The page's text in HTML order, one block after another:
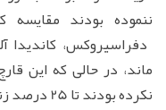
ننموده بودند
ماند، در حالی که این
نکرده بودند تا 25 درصد زنده ماند.